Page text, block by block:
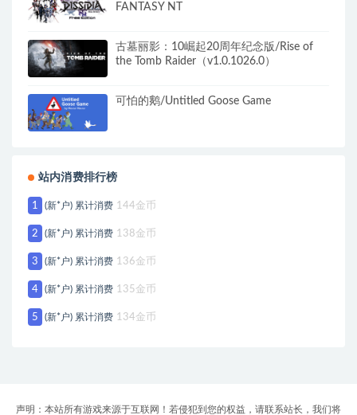
FANTASY NT
古墓丽影：10崛起20周年纪念版/Rise of
the Tomb Raider（v1.0.1026.0）
可怕的鹅/Untitled Goose Game
站内消费排行榜
1 (新*户) 累计消费 144金币
2 (新*户) 累计消费 138金币
3 (新*户) 累计消费 136金币
4 (新*户) 累计消费 135金币
5 (新*户) 累计消费 134金币
声明：本站所有游戏来源于互联网！若侵犯到您的权益，请联系站长，我们将